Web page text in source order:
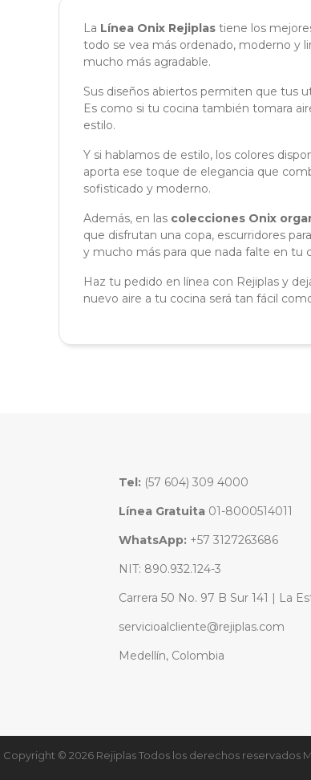
La Línea Onix Rejiplas tiene los
todo se vea más ordenado, moderno y
mucho más agradable.
Sus diseños abiertos permiten que tus
Es como si tu cocina también tomara
estilo.
Y si hablamos de estilo, los colores
aporta ese toque de elegancia que
sofisticado y moderno.
Además, en las colecciones Onix
que disfrutan una copa, escurridores
y mucho más para que nada falte en tu
Haz tu pedido en línea con Rejiplas y
nuevo aire a tu cocina será tan fácil
Tel: (57 604) 309 4000
Línea Gratuita 01-8000514011
WhatsApp: +57 3127263686
NIT: 890.932.124-3
Carrera 50 No. 97 B Sur 141 | La
servicioalcliente@rejiplas.com
Medellín, Colombia
Copyright © 2026 Rejiplas Todos los derechos reservados